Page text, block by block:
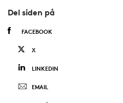
Del siden på
FACEBOOK
X
LINKEDIN
EMAIL